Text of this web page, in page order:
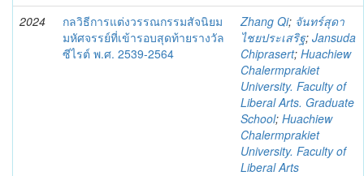
2024
กลวิธีการแต่งวรรณกรรมสัจนิยม
มหัศจรรย์ที่เข้ารอบสุดท้ายรางวัล
ซีไรต์ พ.ศ. 2539-2564
Zhang Qi; จันทร์สุดา
ไชยประเสริฐ; Jansuda
Chiprasert; Huachiew
Chalermprakiet
University. Faculty of
Liberal Arts. Graduate
School; Huachiew
Chalermprakiet
University. Faculty of
Liberal Arts